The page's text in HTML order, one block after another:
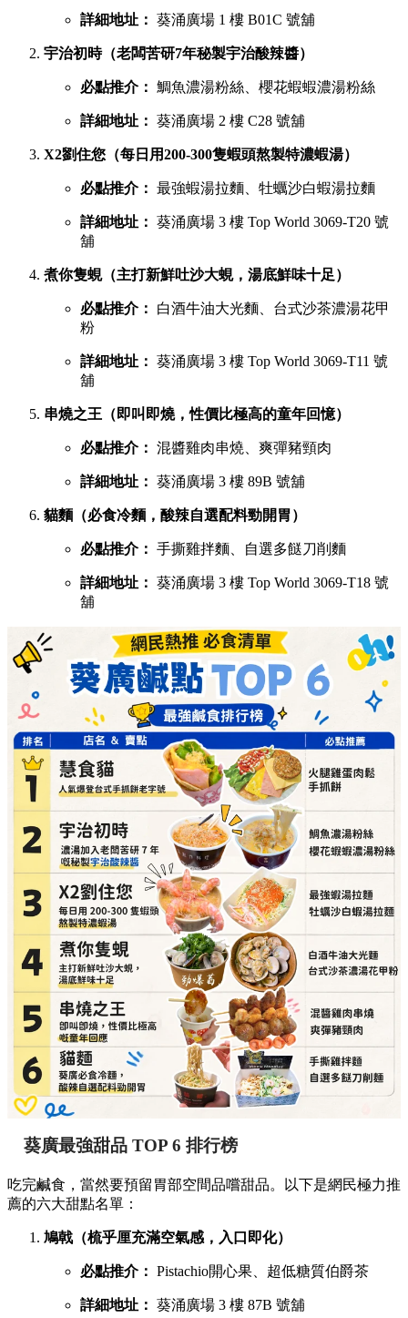
詳細地址： 葵涌廣場 1 樓 B01C 號舖
宇治初時（老闆苦研7年秘製宇治酸辣醬）
必點推介： 鯛魚濃湯粉絲、櫻花蝦蝦濃湯粉絲
詳細地址： 葵涌廣場 2 樓 C28 號舖
X2劉住您（每日用200-300隻蝦頭熬製特濃蝦湯）
必點推介： 最強蝦湯拉麵、牡蠣沙白蝦湯拉麵
詳細地址： 葵涌廣場 3 樓 Top World 3069-T20 號
舖
煮你隻蜆（主打新鮮吐沙大蜆，湯底鮮味十足）
必點推介：
白酒牛油大光麵、台式沙茶濃湯花甲
粉
詳細地址： 葵涌廣場 3 樓 Top World 3069-T11 號
舖
串燒之王（即叫即燒，性價比極高的童年回憶）
必點推介： 混醬雞肉串燒、爽彈豬頸肉
詳細地址： 葵涌廣場 3 樓 89B 號舖
貓麵（必食冷麵，酸辣自選配料勁開胃）
必點推介： 手撕雞拌麵、自選多餸刀削麵
詳細地址： 葵涌廣場 3 樓 Top World 3069-T18 號
舖
葵廣最強甜品 TOP 6 排行榜
吃完鹹食，當然要預留胃部空間品嚐甜品。以下是網民極力推
薦的六大甜點名單：
鳩戟（梳乎厘充滿空氣感，入口即化）
必點推介： Pistachio開心果、超低糖質伯爵茶
詳細地址： 葵涌廣場 3 樓 87B 號舖